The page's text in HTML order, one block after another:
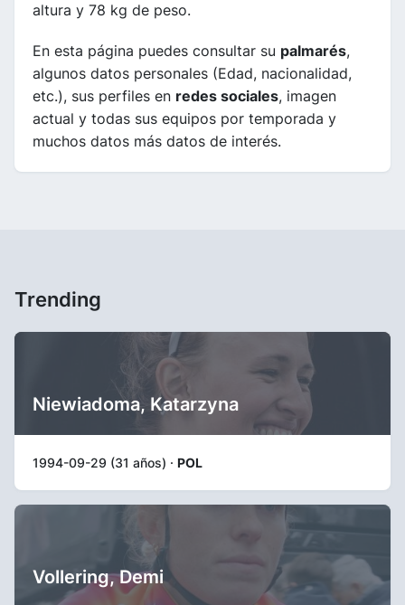
altura y 78 kg de peso.
En esta página puedes consultar su palmarés,
algunos datos personales (Edad, nacionalidad,
etc.), sus perfiles en redes sociales, imagen
actual y todas sus equipos por temporada y
muchos datos más datos de interés.
Trending
Niewiadoma, Katarzyna
1994-09-29 (31 años) · POL
Vollering, Demi